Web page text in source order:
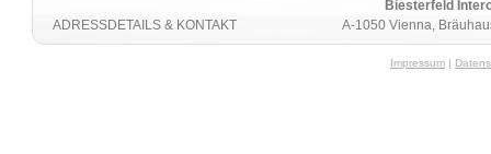
Biesterfeld
A-1050 Vienna,
ADRESSDETAILS & KONTAKT
Impressum |